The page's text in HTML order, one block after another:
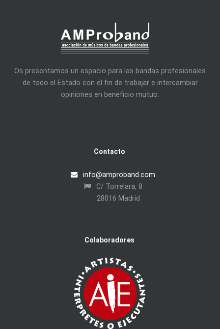
Os presentamos un espacio para las bandas profesionales
de todo el Estado con el fin de trabajar e intercambiar
opiniones en beneficio mutuo.
Contacto
info@amproband.com
C/ Torrelara, 8
28016 Madrid
Colaboradores